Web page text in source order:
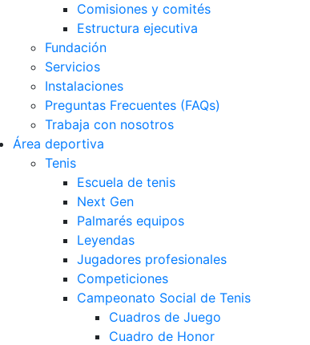
Comisiones y comités
Estructura ejecutiva
Fundación
Servicios
Instalaciones
Preguntas Frecuentes (FAQs)
Trabaja con nosotros
Área deportiva
Tenis
Escuela de tenis
Next Gen
Palmarés equipos
Leyendas
Jugadores profesionales
Competiciones
Campeonato Social de Tenis
Cuadros de Juego
Cuadro de Honor